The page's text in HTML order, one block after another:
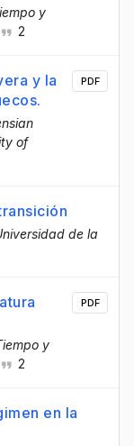
y
2
y la
of
PDF
de la
y
2
PDF
en la